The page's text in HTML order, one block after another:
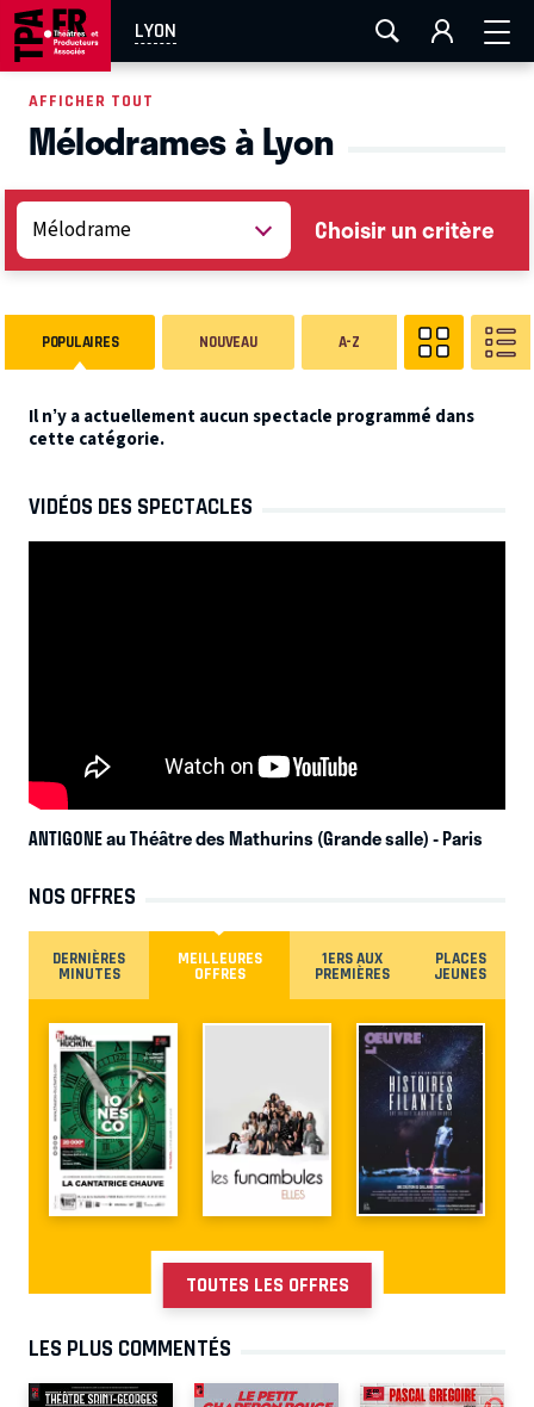
LYON
AIX-MARSEILLE LA ROCHELLE
EN TOURNÉE
AFFICHER TOUT
Mélodrames à Lyon
Choisir un critère
POPULAIRES NOUVEAU A-Z
Il n’y a actuellement aucun spectacle programmé dans
cette catégorie.
VIDÉOS DES SPECTACLES
ANTIGONE au Théâtre des Mathurins (Grande salle)- Paris
NOS OFFRES
DERNIÈRES
MINUTES
MEILLEURES
OFFRES
1ERS AUX
PREMIÈRES
PLACES
JEUNES
TOUTES LES OFFRES
LES PLUS COMMENTÉS